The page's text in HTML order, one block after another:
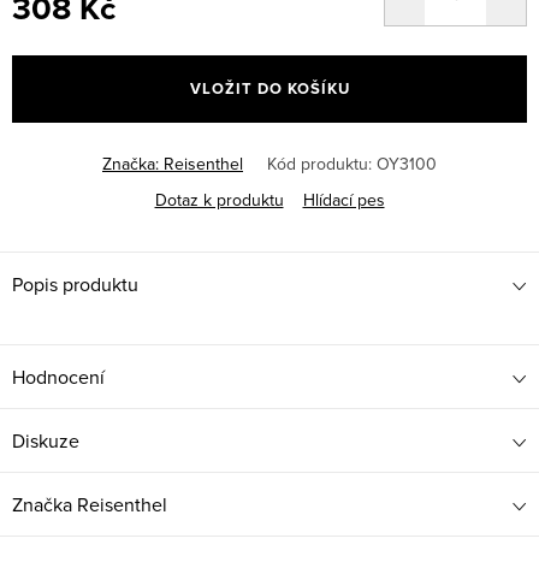
cena:
VLOŽIT DO KOŠÍKU
Značka: Reisenthel Kód produktu: OY3100
Dotaz k produktu
Hlídací pes
Popis produktu
Hodnocení
Diskuze
Značka Reisenthel